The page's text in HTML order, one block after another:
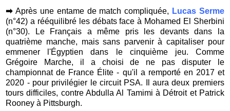
➡Après une entame de match compliquée, Lucas Serme
(n°42) a rééquilibré les débats face à Mohamed El Sherbini
(n°30). Le Français a même pris les devants dans la
quatrième manche, mais sans parvenir à capitaliser pour
emmener l'Égyptien dans le cinquième jeu. Comme
Grégoire Marche, il a choisi de ne pas disputer le
championnat de France Élite - qu'il a remporté en 2017 et
2020 - pour privilégier le circuit PSA. Il aura deux premiers
tours difficiles, contre Abdulla Al Tamimi à Détroit et Patrick
Rooney à Pittsburgh.